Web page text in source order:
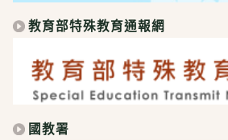
教育部特殊教育通報網
國教署